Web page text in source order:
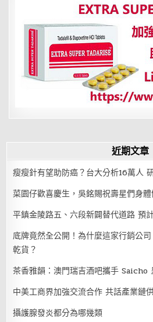
近期文章
瘦瘦針有望助防癌？台大分析16萬人
菜園仔歡喜慶生，吳銘賜祝壽星們身體
平鎮金陵路五、六段新闢替代道路 預
底牌竟然全公開！為什麼這家行銷公
乾貨？
茶香雅韻：澳門瑞吉酒吧攜手 Saicho
中美工商界加強交流合作 共話產業鏈
攝護腺發炎都分為哪幾類